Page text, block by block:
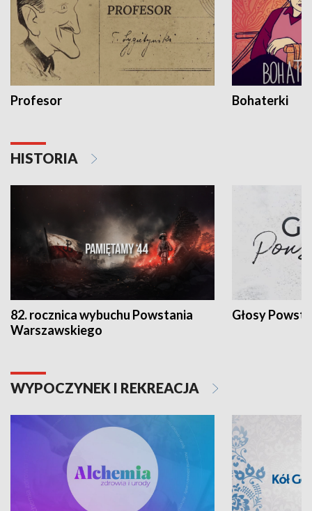
Profesor Bohaterki
HISTORIA
82. rocznica wybuchu Powstania
Warszawskiego
Głosy
WYPOCZYNEK I REKREACJA